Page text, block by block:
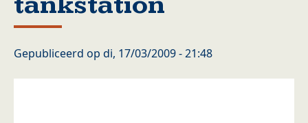
Gepubliceerd op di, 17/03/2009 - 21:48